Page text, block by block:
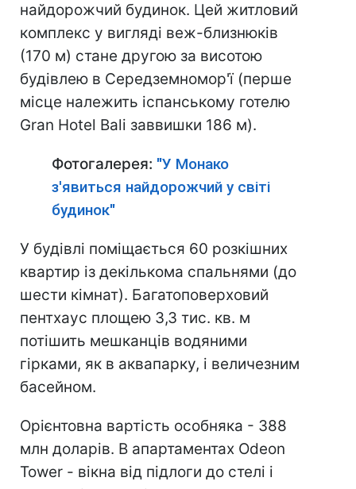
найдорожчий будинок. Цей житловий
комплекс у вигляді веж-близнюків
(170 м) стане другою за висотою
будівлею в Середземномор'ї (перше
місце належить іспанському готелю
Gran Hotel Bali заввишки 186 м).
Фотогалерея: "У Монако
з'явиться найдорожчий у світі
будинок"
У будівлі поміщається 60 розкішних
квартир із декількома спальнями (до
шести кімнат). Багатоповерховий
пентхаус площею 3,3 тис. кв. м
потішить мешканців водяними
гірками, як в аквапарку, і величезним
басейном.
Орієнтовна вартість особняка - 388
млн доларів. В апартаментах Odeon
Tower - вікна від підлоги до стелі і